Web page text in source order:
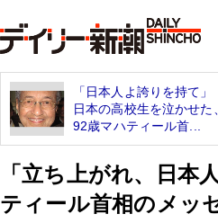
「日本人よ誇りを持て」
日本の高校生を泣かせた、
92歳マハティール首...
「立ち上がれ、日
ティール首相のメッ